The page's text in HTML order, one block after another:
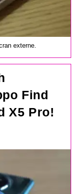
externe.
Find
X5 Pro!